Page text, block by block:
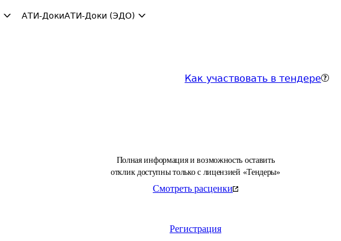
АТИ-ДокиАТИ-Доки (ЭДО)
Как участвовать в тендере
Полная информация и возможность оставить
отклик доступны только с лицензией «Тендеры»
Смотреть расценки
Регистрация